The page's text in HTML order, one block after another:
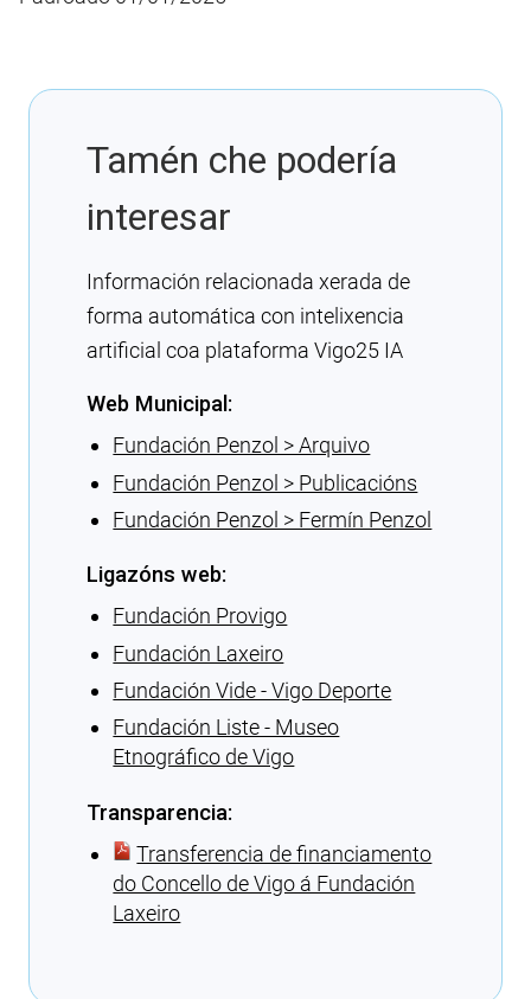
Tamén che podería
interesar
Información relacionada xerada de
forma automática con intelixencia
artificial coa plataforma Vigo25 IA
Web Municipal:
Fundación Penzol > Arquivo
Fundación Penzol > Publicacións
Fundación Penzol > Fermín Penzol
Ligazóns web:
Fundación Provigo
Fundación Laxeiro
Fundación Vide - Vigo Deporte
Fundación Liste - Museo
Etnográfico de Vigo
Transparencia:
Transferencia de financiamento
do Concello de Vigo á Fundación
Laxeiro